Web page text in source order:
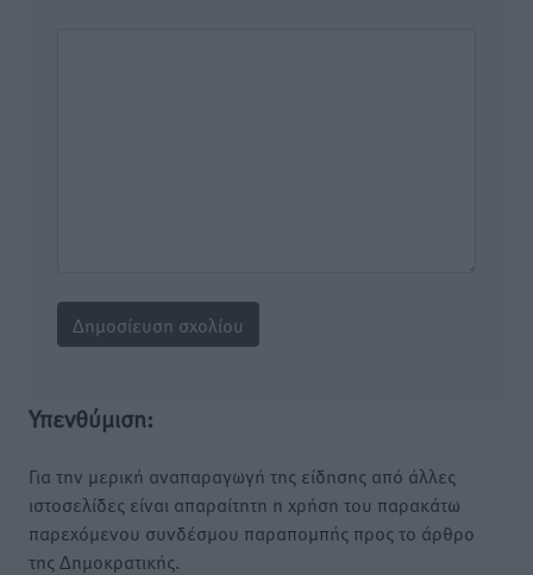
Υπενθύμιση:
Για την μερική αναπαραγωγή της είδησης από άλλες
ιστοσελίδες είναι απαραίτητη η χρήση του παρακάτω
παρεχόμενου συνδέσμου παραπομπής προς το άρθρο
της Δημοκρατικής.